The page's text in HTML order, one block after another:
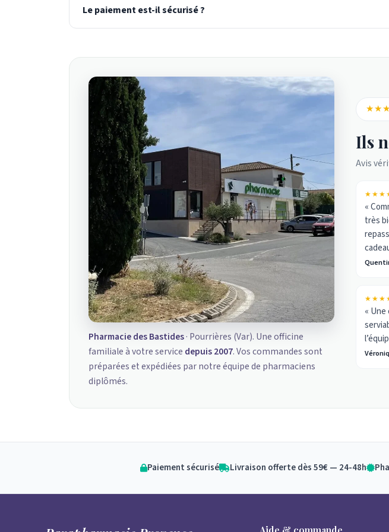
Le paiement est-il sécurisé ?
Pharmacie des Bastides· Pourrières (Var). Une officine
familiale à votre service depuis 2007. Vos commandes sont
préparées et expédiées par notre équipe de pharmaciens
diplômés.
Ils
Avis
«
très
«
Paiement sécurisé Livraison offerte dès 59€ — 24-48h